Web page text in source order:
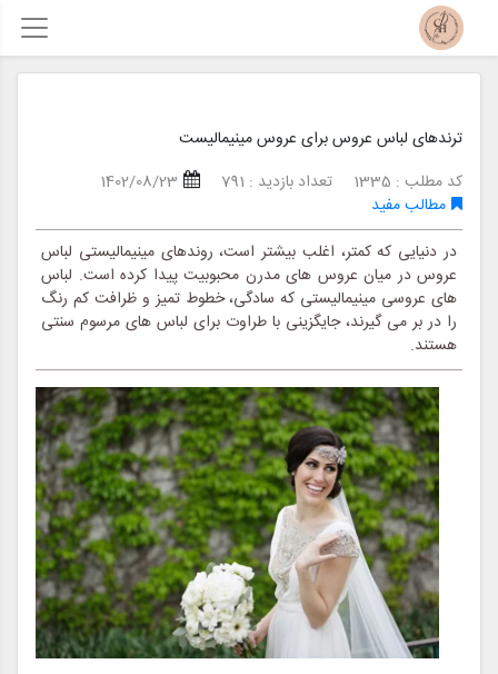
ترندهای لباس عروس برای عروس مینیمالیست
کد مطلب : 1335
تعداد بازدید : 791
1402/08/23
مطالب مفید
در دنیایی که کمتر، اغلب بیشتر است، روندهای مینیمالیستی لباس
عروس در میان عروس های مدرن محبوبیت پیدا کرده است. لباس
های عروسی مینیمالیستی که سادگی، خطوط تمیز و ظرافت کم رنگ
را در بر می گیرند، جایگزینی با طراوت برای لباس های مرسوم سنتی
هستند.